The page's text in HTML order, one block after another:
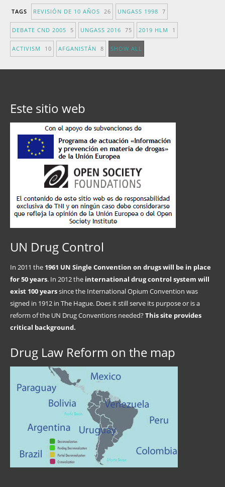
TAGS REVISIÓN DE 10 AÑOS 26 UNGASS 1998 7
DEBATE CND 2005 5 UNGASS 2016 75 2019 HLM 1
ACTIVISM 10 AFGANISTÁN 8 SHOW ALL
Este sitio web
UN Drug Control
In 2011 the 1961 UN Single Convention on drugs will be in place
for 50 years. In 2012 the international drug control system will
exist 100 yearssince the International Opium Convention was
signed in 1912 in The Hague. Does it still serve its purpose or is a
reform of the UN Drug Conventions needed?This site provides
critical background.
Drug Law Reform on the map